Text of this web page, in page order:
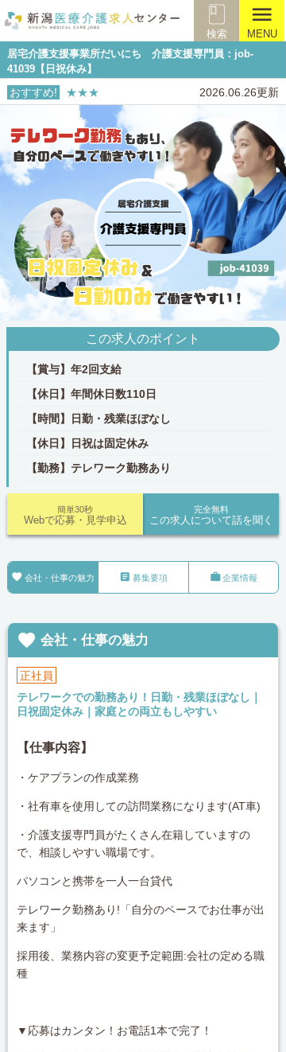
検索
menu
MENU
居宅介護支援事業所だいにち 介護支援専門員：job-
41039【日祝休み】
おすすめ! ★★★ 2026.06.26更新
この求人のポイント
【賞与】年2回支給
【休日】年間休日数110日
【時間】日勤・残業ほぼなし
【休日】日祝は固定休み
【勤務】テレワーク勤務あり
完全無料
この求人について話を聞く
簡単30秒
Webで応募・見学申込
 会社・仕事の魅力  募集要項 企業情報
 会社・仕事の魅力
正社員
テレワークでの勤務あり！日勤・残業ほぼなし｜
日祝固定休み｜家庭との両立もしやすい
【仕事内容】
・ケアプランの作成業務
・社有車を使用しての訪問業務になります(AT車)
・介護支援専門員がたくさん在籍していますの
で、相談しやすい職場です。
パソコンと携帯を一人一台貸代
テレワーク勤務あり!「自分のペースでお仕事が出
来ます」
採用後、業務内容の変更予定範囲:会社の定める職
種
▼応募はカンタン！お電話1本で完了！